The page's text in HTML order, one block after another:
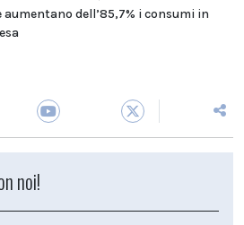
dell’85,7% i consumi in
noi!